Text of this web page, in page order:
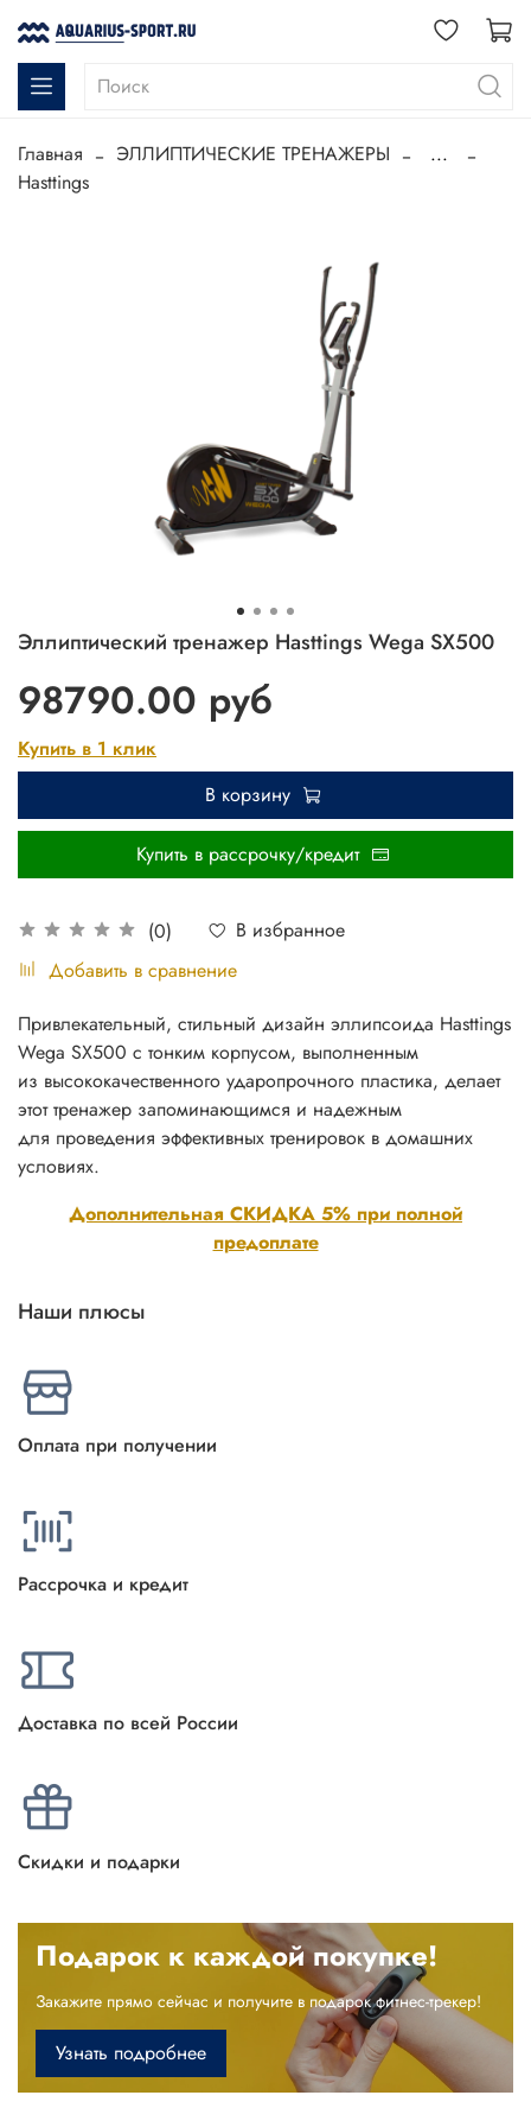
Главная ЭЛЛИПТИЧЕСКИЕ ТРЕНАЖЕРЫ
...
Hasttings
Эллиптический тренажер Hasttings Wega SX500
(0)
В избранное
Добавить в сравнение
98790.00 руб
Купить в 1 клик
В корзину
Купить в рассрочку/кредит
Дополнительная СКИДКА 5% при полной
предоплате
Привлекательный, стильный дизайн эллипсоида Hasttings
Wega SX500 с тонким корпусом, выполненным
из высококачественного ударопрочного пластика, делает
этот тренажер запоминающимся и надежным
для проведения эффективных тренировок в домашних
условиях.
Наши плюсы
Оплата при получении
Рассрочка и кредит
Доставка по всей России
Скидки и подарки
Подарок к каждой покупке!
Закажите прямо сейчас и получите в подарок фитнес-трекер!
Узнать подробнее